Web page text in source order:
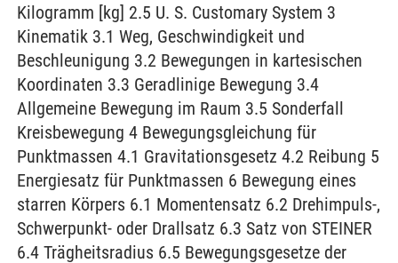
Kilogramm [kg] 2.5 U. S. Customary System 3
Kinematik 3.1 Weg, Geschwindigkeit und
Beschleunigung 3.2 Bewegungen in kartesischen
Koordinaten 3.3 Geradlinige Bewegung 3.4
Allgemeine Bewegung im Raum 3.5 Sonderfall
Kreisbewegung 4 Bewegungsgleichung für
Punktmassen 4.1 Gravitationsgesetz 4.2 Reibung 5
Energiesatz für Punktmassen 6 Bewegung eines
starren Körpers 6.1 Momentensatz 6.2 Drehimpuls-,
Schwerpunkt- oder Drallsatz 6.3 Satz von STEINER
6.4 Trägheitsradius 6.5 Bewegungsgesetze der